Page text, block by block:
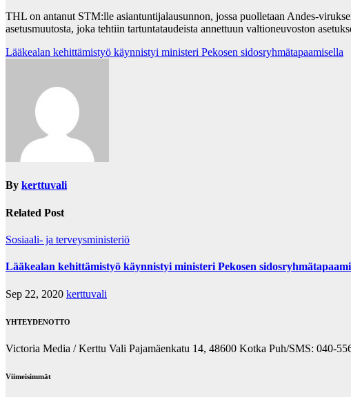
THL on antanut STM:lle asiantuntijalausunnon, jossa puolletaan Andes-
asetusmuutosta, joka tehtiin tartuntataudeista annettuun valtioneuvoston
Post
Lääkealan kehittämistyö käynnistyi ministeri Pekosen sidosryhmätapaamisella
By kerttuvali
Related Post
Sosiaali- ja terveysministeriö
Lääkealan kehittämistyö käynnistyi ministeri Pekosen
Sep 22, 2020 kerttuvali
YHTEYDENOTTO
Victoria Media / Kerttu Vali Pajamäenkatu 14, 48600 Kotka Puh/SMS: 040-
Viimeisimmät